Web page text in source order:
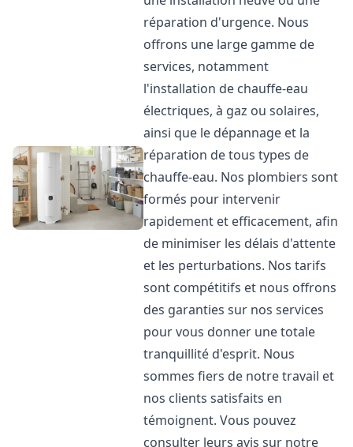
réparation d'urgence. Nous
offrons une large gamme de
services, notamment
l'installation de chauffe-eau
électriques, à gaz ou solaires,
ainsi que le dépannage et la
réparation de tous types de
chauffe-eau. Nos plombiers sont
formés pour intervenir
rapidement et efficacement, afin
de minimiser les délais d'attente
et les perturbations. Nos tarifs
sont compétitifs et nous offrons
des garanties sur nos services
pour vous donner une totale
tranquillité d'esprit. Nous
sommes fiers de notre travail et
nos clients satisfaits en
témoignent. Vous pouvez
consulter leurs avis sur notre